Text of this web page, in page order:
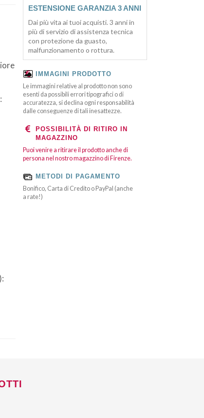
ESTENSIONE GARANZIA 3 ANNI
Dai più vita ai tuoi acquisti. 3 anni in
più di servizio di assistenza tecnica
con protezione da guasto,
malfunzionamento o rottura.
IMMAGINI PRODOTTO
Le immagini relative al prodotto non sono
esenti da possibili errori tipografici o di
accuratezza, si declina ogni responsabilità
dalle conseguenze di tali inesattezze.
POSSIBILITÀ DI RITIRO IN
MAGAZZINO
Puoi venire a ritirare il prodotto anche di
persona nel nostro magazzino di Firenze.
METODI DI PAGAMENTO
Bonifico, Carta di Credito o PayPal (anche
a rate!)